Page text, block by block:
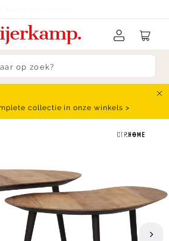
collectie in onze winkels >